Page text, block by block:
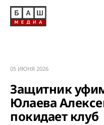
05 ИЮНЯ 2026
Защитник
Юлаева
покидает клуб